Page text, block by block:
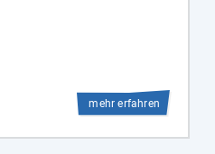
mehr erfahren